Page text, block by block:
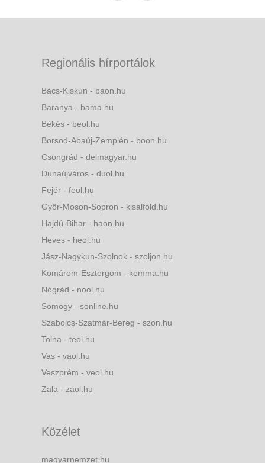
Regionális hírportálok
Bács-Kiskun - baon.hu
Baranya - bama.hu
Békés - beol.hu
Borsod-Abaúj-Zemplén - boon.hu
Csongrád - delmagyar.hu
Dunaújváros - duol.hu
Fejér - feol.hu
Győr-Moson-Sopron - kisalfold.hu
Hajdú-Bihar - haon.hu
Heves - heol.hu
Jász-Nagykun-Szolnok - szoljon.hu
Komárom-Esztergom - kemma.hu
Nógrád - nool.hu
Somogy - sonline.hu
Szabolcs-Szatmár-Bereg - szon.hu
Tolna - teol.hu
Vas - vaol.hu
Veszprém - veol.hu
Zala - zaol.hu
Közélet
magyarnemzet.hu